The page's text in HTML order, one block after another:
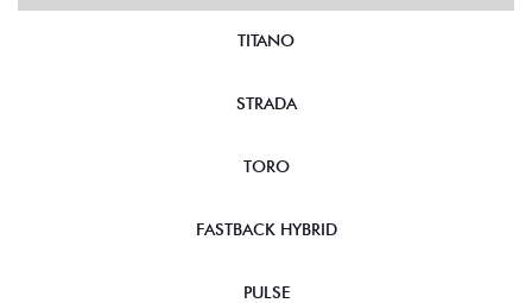
TITANO
STRADA
TORO
FASTBACK HYBRID
PULSE